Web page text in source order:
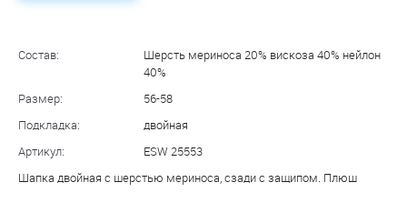
Состав:
Шерсть мериноса 20% вискоза 40% нейлон
40%
Размер:
56-58
Подкладка:
двойная
Артикул:
ESW 25553
Шапка двойная с шерстью мериноса, сзади с защипом. Плюш